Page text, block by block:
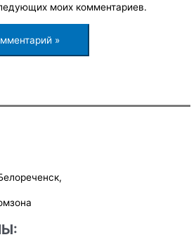
моих комментариев.